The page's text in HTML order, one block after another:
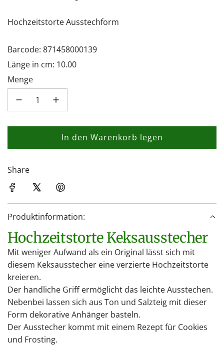
Hochzeitstorte Ausstechform
Barcode: 871458000139
Länge in cm: 10.00
Menge
In den Warenkorb legen
L
.
.
Share
Produktinformation:
Hochzeitstorte Keksausstecher
Mit weniger Aufwand als ein Original lässt sich mit
diesem Keksausstecher eine verzierte Hochzeitstorte
kreieren.
Der handliche Griff ermöglicht das leichte Ausstechen.
Nebenbei lassen sich aus Ton und Salzteig mit dieser
Form dekorative Anhänger basteln.
Der Ausstecher kommt mit einem Rezept für Cookies
und Frosting.